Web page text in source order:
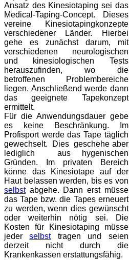
Ansatz des Kinesiotaping sei das
Medical-Taping-Concept. Dieses
vereine Kinesiotapingkonzepte
verschiedener Länder. Hierbei
gehe es zunächst darum, mit
verschiedenen neurologischen
und kinesiologischen Tests
herauszufinden, wo die
betroffenen Problembereiche
liegen. Anschließend werde dann
das geeignete Tapekonzept
ermittelt.
Für die Anwendungsdauer gebe
es keine Beschränkung. Im
Profisport werde das Tape täglich
gewechselt. Dies geschehe aber
lediglich aus hygenischen
Gründen. Im privaten Bereich
könne das Kinesiotape auf der
Haut belassen werden, bis es von
selbstabgehe. Dann erst müsse
das Tape bzw. die Tapes erneuert
zu werden, wenn dies gewünscht
oder weiterhin nötig sei. Die
Kosten für Kinesiotaping müsse
jederselbsttragen und seien
derzeit nicht durch die
Krankenkassen erstattungsfähig.